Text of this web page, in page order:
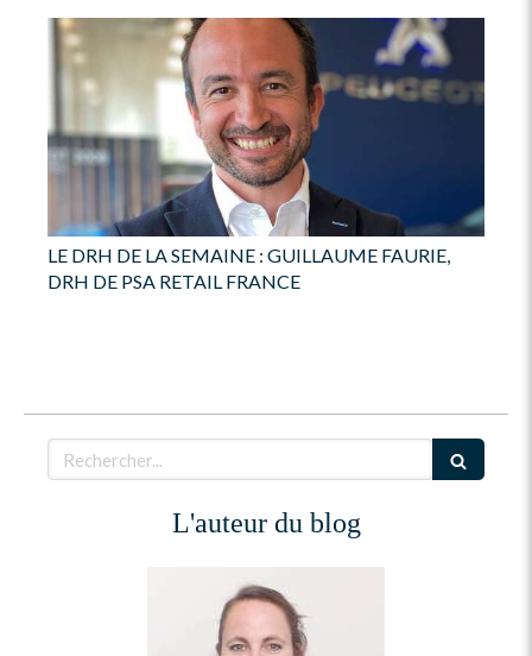
LE DRH DE LA SEMAINE : GUILLAUME FAURIE,
DRH DE PSA RETAIL FRANCE
Rechercher
L'auteur du blog